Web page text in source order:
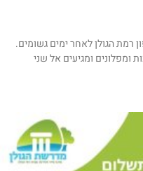
רמת הגולן לאחר ימים גשומים.
ומפלונים ומגיעים אל שני